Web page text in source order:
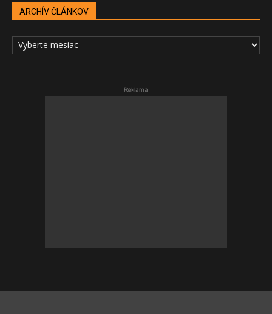
ARCHÍV ČLÁNKOV
ARCHÍV
ČLÁNKOV
Reklama